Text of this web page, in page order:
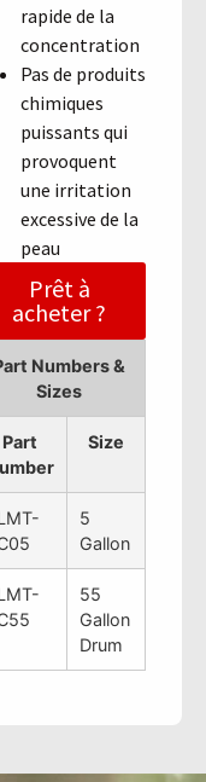
rapide de la
concentration
Pas de produits
chimiques
puissants qui
provoquent
une irritation
excessive de la
peau
Prêt à
acheter ?
Numbers &
Sizes
Part
Size
5
Gallon
55
Gallon
Drum